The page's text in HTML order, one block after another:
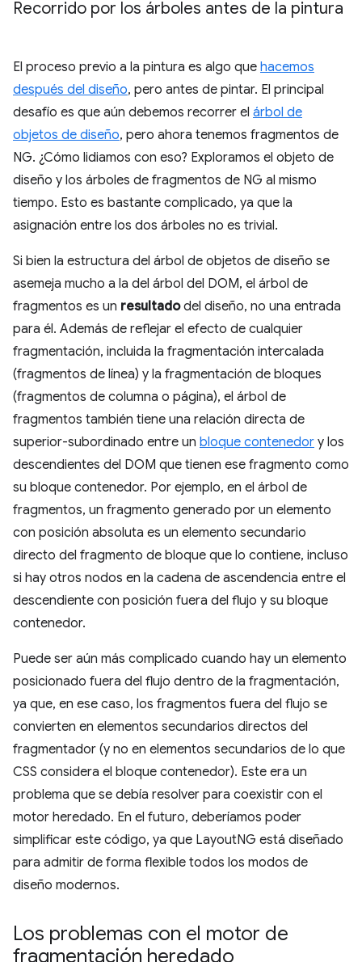
Recorrido por los árboles antes de la pintura
El proceso previo a la pintura es algo que hacemos
después del diseño, pero antes de pintar. El principal
desafío es que aún debemos recorrer el árbol de
objetos de diseño, pero ahora tenemos fragmentos de
NG. ¿Cómo lidiamos con eso? Exploramos el objeto de
diseño y los árboles de fragmentos de NG al mismo
tiempo. Esto es bastante complicado, ya que la
asignación entre los dos árboles no es trivial.
Si bien la estructura del árbol de objetos de diseño se
asemeja mucho a la del árbol del DOM, el árbol de
fragmentos es un resultadodel diseño, no una entrada
para él. Además de reflejar el efecto de cualquier
fragmentación, incluida la fragmentación intercalada
(fragmentos de línea) y la fragmentación de bloques
(fragmentos de columna o página), el árbol de
fragmentos también tiene una relación directa de
superior-subordinado entre un bloque contenedor y los
descendientes del DOM que tienen ese fragmento como
su bloque contenedor. Por ejemplo, en el árbol de
fragmentos, un fragmento generado por un elemento
con posición absoluta es un elemento secundario
directo del fragmento de bloque que lo contiene, incluso
si hay otros nodos en la cadena de ascendencia entre el
descendiente con posición fuera del flujo y su bloque
contenedor.
Puede ser aún más complicado cuando hay un elemento
posicionado fuera del flujo dentro de la fragmentación,
ya que, en ese caso, los fragmentos fuera del flujo se
convierten en elementos secundarios directos del
fragmentador (y no en elementos secundarios de lo que
CSS considera el bloque contenedor). Este era un
problema que se debía resolver para coexistir con el
motor heredado. En el futuro, deberíamos poder
simplificar este código, ya que LayoutNG está diseñado
para admitir de forma flexible todos los modos de
diseño modernos.
Los problemas con el motor de
fragmentación heredado